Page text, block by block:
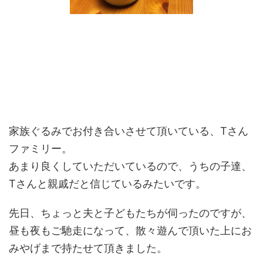
家族ぐるみでお付き合いさせて頂いている、Tさん
ファミリー。
あまり良くしていただいているので、うちの子達、
Tさんと親戚だと信じているみたいです。
先日、ちょっと夫と子どもたちが伺ったのですが、
昼も夜もご馳走になって、散々遊んで頂いた上にお
みやげまで持たせて頂きました。